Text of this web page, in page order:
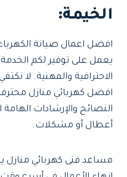
الخيمة:
افضل اعمال صيانة
يعمل على توفير لكم الخدمة
الاحترافية والمهنية. لا
افضل كهربائي منازل
النصائح والإرشادات
أعطال أو مشكلات.
مساعد فنى كهربائي منازل